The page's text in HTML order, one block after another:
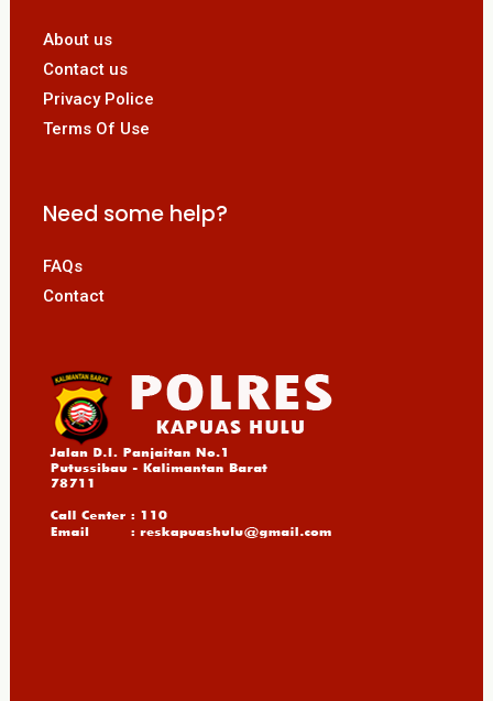
About us
Contact us
Privacy Police
Terms Of Use
Need some help?
FAQs
Contact